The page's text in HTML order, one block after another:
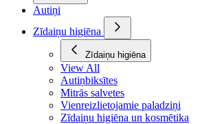
Autiņi
Zīdaiņu higiēna
Zīdaiņu higiēna
View All
Autiņbiksītes
Mitrās salvetes
Vienreizlietojamie paladziņi
Zīdaiņu higiēna un kosmētika